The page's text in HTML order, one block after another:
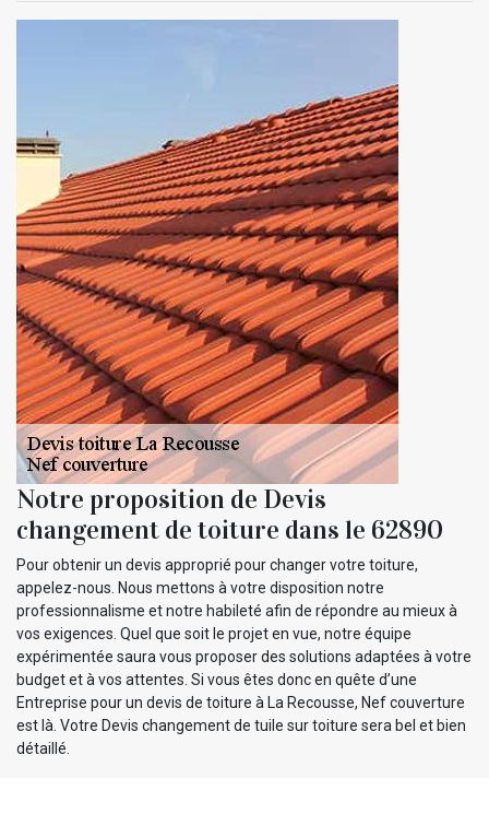
Notre proposition de Devis
changement de toiture dans le 62890
Pour obtenir un devis approprié pour changer votre toiture,
appelez-nous. Nous mettons à votre disposition notre
professionnalisme et notre habileté afin de répondre au mieux à
vos exigences. Quel que soit le projet en vue, notre équipe
expérimentée saura vous proposer des solutions adaptées à votre
budget et à vos attentes. Si vous êtes donc en quête d’une
Entreprise pour un devis de toiture à La Recousse, Nef couverture
est là. Votre Devis changement de tuile sur toiture sera bel et bien
détaillé.